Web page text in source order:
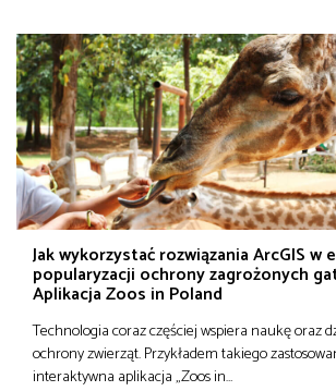
Jak wykorzystać rozwiązania ArcGIS w
popularyzacji ochrony zagrożonych
Aplikacja Zoos in Poland
Technologia coraz częściej wspiera naukę oraz
ochrony zwierząt. Przykładem takiego
interaktywna aplikacja „Zoos in…